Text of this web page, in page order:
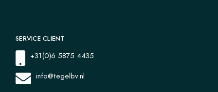
SERVICE CLIENT
+31(0)6 5875 4435
info@tegelbv.nl